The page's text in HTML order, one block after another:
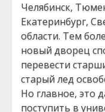
Челябинск,
Екатеринбург,
области. Тем
новый дворец
перевести
старый лед
Но главное, это
поступить в